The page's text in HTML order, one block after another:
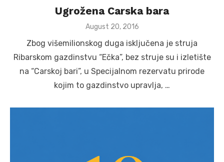
Ugrožena Carska bara
Posted
August 20, 2016
Zbog višemilionskog duga isključena je struja
Ribarskom gazdinstvu “Ečka”, bez struje su i izletište
na “Carskoj bari”, u Specijalnom rezervatu prirode
kojim to gazdinstvo upravlja, …